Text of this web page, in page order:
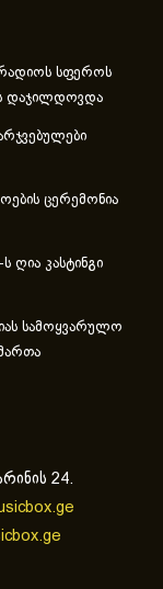
სფეროს
დაჯილდოვდა
ცერემონია
ღია კასტინგი
სამოყვარულო
24.